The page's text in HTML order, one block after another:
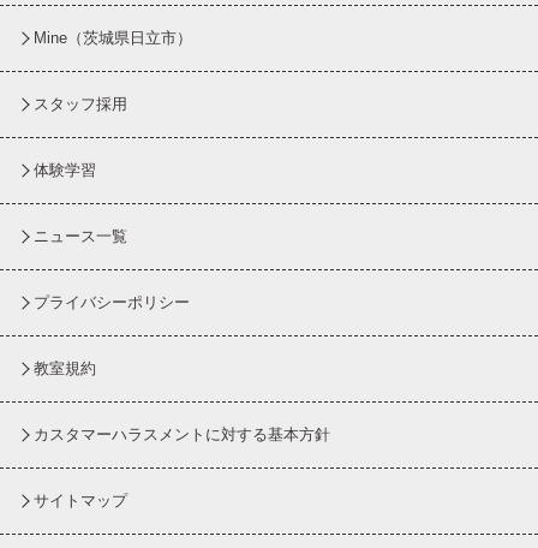
Mine（茨城県日立市）
スタッフ採用
体験学習
ニュース一覧
プライバシーポリシー
教室規約
カスタマーハラスメントに対する基本方針
サイトマップ